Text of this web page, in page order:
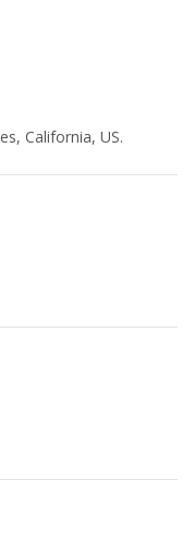
California, US.